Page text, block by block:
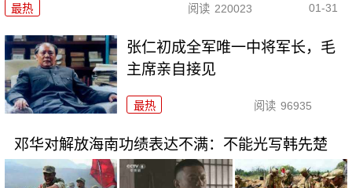
最热 阅读 220023 01-31
张仁初成全军唯一中将军长，毛
主席亲自接见
最热 阅读 96935
邓华对解放海南功绩表达不满：不能光写韩先楚